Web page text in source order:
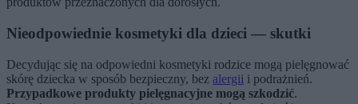
Nieodpowiednie kosmetyki dla dzieci — skutki
Decydując się na odpowiedni kosmetyki rodzice mogą pielęgnować
skórę dziecka w sposób bezpieczny, bez alergii i podrażnień.
Przypadkowe produkty pielęgnacyjne mogą szkodzić.